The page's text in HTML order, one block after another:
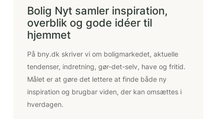
Bolig Nyt samler inspiration,
overblik og gode idéer til
hjemmet
På bny.dk skriver vi om boligmarkedet, aktuelle
tendenser, indretning, gør-det-selv, have og fritid.
Målet er at gøre det lettere at finde både ny
inspiration og brugbar viden, der kan omsættes i
hverdagen.